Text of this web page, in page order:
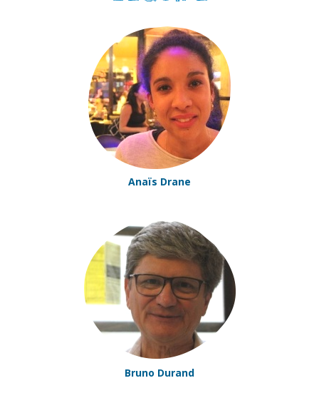
Anaïs Drane
Bruno Durand